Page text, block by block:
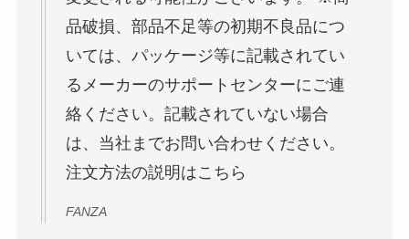
品破損、部品不足等の初期不良品につ
いては、パッケージ等に記載されてい
るメーカーのサポートセンターにご連
絡ください。記載されていない場合
は、当社までお問い合わせください。
注文方法の説明はこちら
FANZA